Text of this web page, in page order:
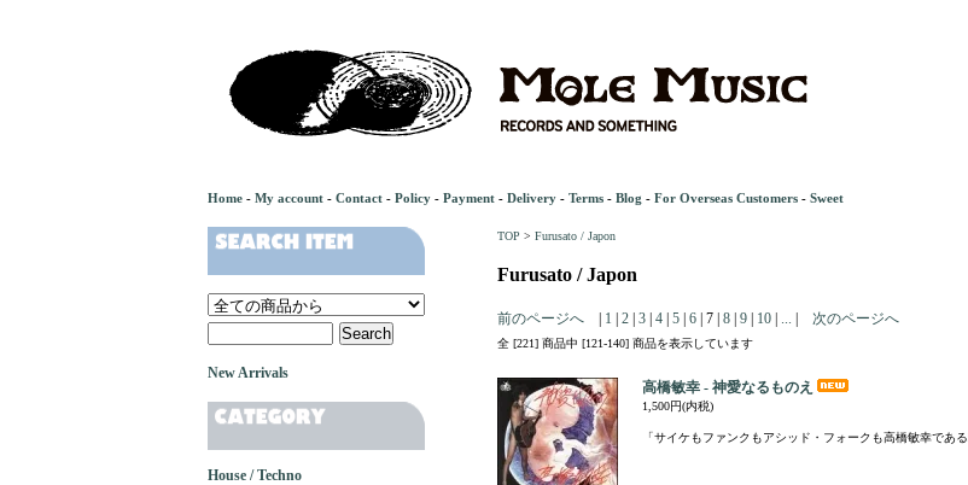
Home - My account - Contact - Policy - Payment - Delivery - Terms - Blog - For Overseas Customers - Sweet
TOP > Furusato / Japon
Furusato / Japon
前のページへ 1 2 3 4 5 6 | 7 | 8 9 10 ... 次のページへ
全 [221] 商品中 [121-140] 商品を表示しています
高橋敏幸 - 神愛なるものえ
1,500円(内税)
「サイケもファンクもアシッド・フォークも高橋敏幸であ
New Arrivals
House / Techno